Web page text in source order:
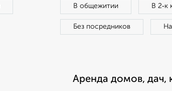
В общежитии В 2‑к
Без посредников
Аренда домов, дач,